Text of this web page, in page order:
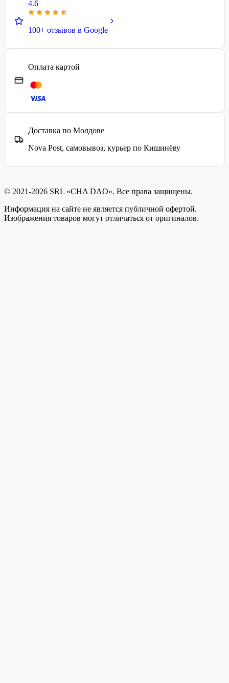
4.6
100+ отзывов в Google
Оплата картой
Доставка по Молдове
Nova Post, самовывоз, курьер по Кишинёву
© 2021-2026 SRL «CHA DAO». Все права защищены.
Информация на сайте не является публичной офертой.
Изображения товаров могут отличаться от оригиналов.